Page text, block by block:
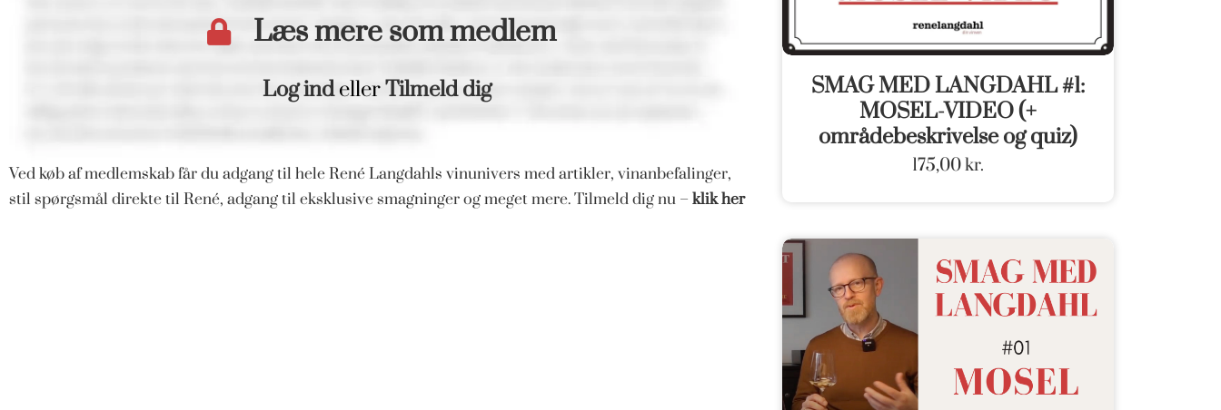
Læs mere som medlem
Log indellerTilmeld dig
Ved køb af medlemskab får du adgang til hele René Langdahls vinunivers med artikler, vinanbefalinger,
stil spørgsmål direkte til René, adgang til eksklusive smagninger og meget mere. Tilmeld dig nu – klik her
SMAG MED LANGDAHL #1:
MOSEL-VIDEO (+
områdebeskrivelse og quiz)
175,00kr.